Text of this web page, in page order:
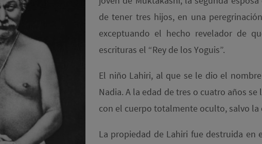
de tener tres hijos, en una
exceptuando el hecho revelador de
escrituras el “Rey de los Yoguis”.
El niño Lahiri, al que se le dio el
Nadia. A la edad de tres o cuatro años
con el cuerpo totalmente oculto, salvo la
La propiedad de Lahiri fue destruida en